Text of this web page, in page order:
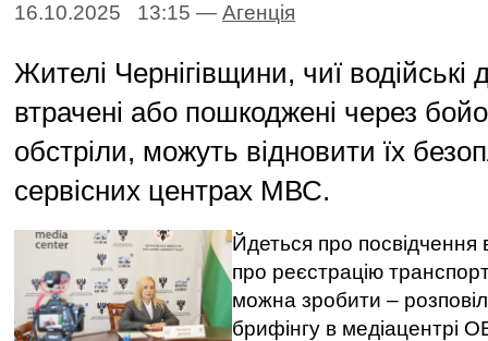
16.10.2025 13:15 — Агенцiя
Жителі Чернігівщини, чиї водійські
втрачені або пошкоджені через
обстріли, можуть відновити їх
сервісних центрах МВС.
Йдеться про посвідчення
про реєстрацію
можна зробити –
брифінгу в медіацентрі